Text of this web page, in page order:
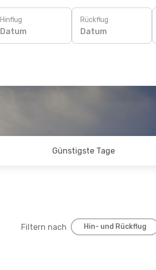
Hinflug
Datum
Rückflug
Datum
Günstigste Tage
Filtern nach Hin- und Rückflug